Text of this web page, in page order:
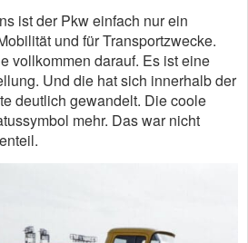
ist der Pkw einfach nur ein
und für Transportzwecke.
vollkommen darauf. Es ist eine
Und die hat sich innerhalb der
deutlich gewandelt. Die coole
mehr. Das war nicht